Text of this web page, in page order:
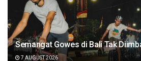
Semangat Gowes di Bali Tak
7 AUGUST 2026